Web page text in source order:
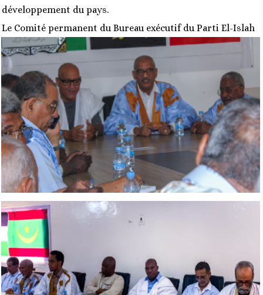
développement du pays.
Le Comité permanent du Bureau exécutif du Parti El-Islah